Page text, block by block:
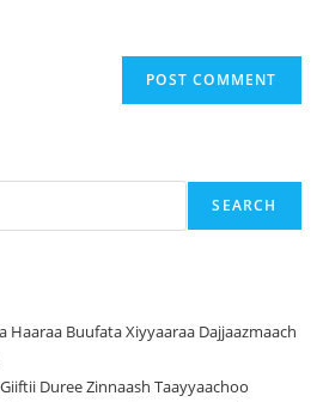
SEARCH
Haaraa Buufata Xiyyaaraa Dajjaazmaach
Duree Zinnaash Taayyaachoo